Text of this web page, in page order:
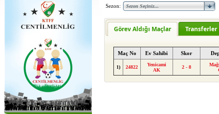
Sezon:
Görev Aldığı Maçlar Transferler
Maç No Ev Sahibi Skor
1) 24822
Yenicami
AK
2 - 8